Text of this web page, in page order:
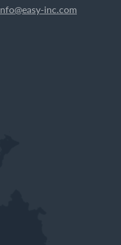
nfo@easy-inc.com